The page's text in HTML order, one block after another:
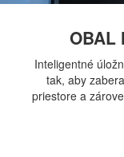
OBAL
Inteligentné
tak, aby
priestore a